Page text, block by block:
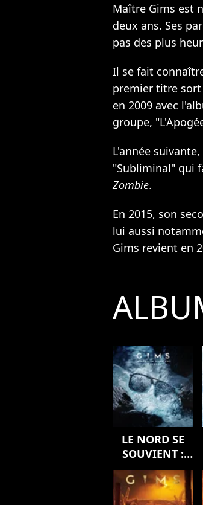
Maître Gims est
deux ans. Ses
pas des plus
Il se fait
premier titre
en 2009 avec
groupe,
L'année
"Subliminal" qui
Zombie.
En 2015, son
lui aussi
Gims revient en
LE NORD SE
SOUVIENT :
L'ODYSSÉE